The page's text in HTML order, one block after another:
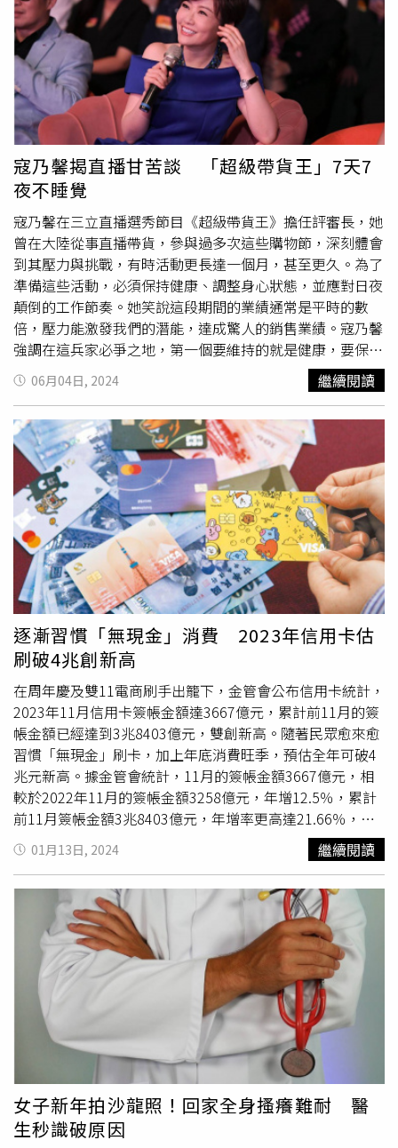
是衝一把。這時候壓力是好事，反而不是壞事，將自己的潛
能全部激發出來，「所以可能平常如果我可以賣幾百萬，在
大促的時候是肯定可以賣到千萬業績的」。而她也有一些撇
步，認為在大促期間，直播銷售需要具備一些技巧和創意才
能脫穎而出。首先，產品的組合和價格要有競爭力，不輸給
其他家。其次，直播帶貨主的技巧非常重要，要有創意和特
色，讓直播變得有趣。可以通過特別的造型和主題裝扮來吸
引觀眾，比如她曾在雙十一
打扮成還珠格格，進行有趣的互
動，簡單來說，就是讓造型讓觀眾一看就能夠停不下來，要
用特色來吸睛。此外，寇乃馨也將現身三立蝦皮直播，直播
特別企劃12小時直播帶貨不間斷，就為了三立「618瘋買嗨
購節」，字6月15日周六12時起，她將與藍帶主廚郭泰王等
眾多主廚、明星、直播主強棒接力。
寇乃馨揭直播甘苦談 「超級帶貨王」7天7
夜不睡覺
寇乃馨在三立直播選秀節目《超級帶貨王》擔任評審長，她
曾在大陸從事直播帶貨，參與過多次這些購物節，深刻體會
到其壓力與挑戰，有時活動更長達一個月，甚至更久。為了
準備這些活動，必須保持健康、調整身心狀態，並應對日夜
顛倒的工作節奏。她笑說這段期間的業績通常是平時的數
倍，壓力能激發我們的潛能，達成驚人的銷售業績。寇乃馨
強調在這兵家必爭之地，第一個要維持的就是健康，要保養
身心更重要的是嗓子，因為一直播就是日夜顛倒，沒時間睡
覺，她之前在大陸做這一個大促的時候，很誇張，是24小時
不斷播，甚至是7天7夜不斷播，根本無法睡覺，就要跟助播
輪流，睡或吃飯時就由別人來替代直播，某個程度就真的像
在打仗一樣。要做到《超級帶貨王》，寇乃馨覺得，關鍵就
是衝一把。這時候壓力是好事，反而不是壞事，將自己的潛
能全部激發出來，「所以可能平常如果我可以賣幾百萬，在
大促的時候是肯定可以賣到千萬業績的」。而她也有一些撇
步，認為在大促期間，直播銷售需要具備一些技巧和創意才
能脫穎而出。首先，產品的組合和價格要有競爭力，不輸給
其他家。其次，直播帶貨主的技巧非常重要，要有創意和特
色，讓直播變得有趣。可以通過特別的造型和主題裝扮來吸
引觀眾，比如她曾在雙十一 打扮成還珠格格，進行有趣的互
動，簡單來說，就是讓造型讓觀眾一看就能夠停不下來，要
用特色來吸睛。此外，寇乃馨也將現身三立蝦皮直播，直播
特別企劃12小時直播帶貨不間斷，就為了三立「618瘋買嗨
購節」，字6月15日周六12時起，她將與藍帶主廚郭泰王等
眾多主廚、明星、直播主強棒接力。
06月04日, 2024 繼續閱讀
逐漸習慣「無現金」消費 2023年信用卡估
刷破4兆創新高
在周年慶及雙11電商刷手出籠下，金管會公布信用卡統計，
2023年11月信用卡簽帳金額達3667億元，累計前11月的簽
帳金額已經達到3兆8403億元，雙創新高。隨著民眾愈來愈
習慣「無現金」刷卡，加上年底消費旺季，預估全年可破4
兆元新高。據金管會統計，11月的簽帳金額3667億元，相
較於2022年11月的簽帳金額3258億元，年增12.5％，累計
前11月簽帳金額3兆8403億元，年增率更高達21.66％，顯
示民眾使用信用卡消費相當普及。去年簽帳金額最高的月份
為6月的5281億元，次高是10月3714億元，11月則以刷卡
金額3667億元居於第3。整體而言，繳稅季節的簽帳動能還
是最高。而10月、11月擠入前三，主要是百貨公司周年慶
雙十一電商購物節等節慶，帶動消費拉升簽帳金額。金
管會銀行局分析，民眾愈來愈習慣非現金消費，因此信用卡
簽帳金額也有增加的趨勢，過去幾年每月刷卡金額大約
2000多億元，但是觀察2023年度表現，排除工作天和季節
因素，幾乎每個月都可站穩3000億元以上。去年11月前5大
刷卡銀行由民營銀行占據，中國信託619億元，穩居首位，
國泰世華569億元居次；台北富邦銀行534億元居於第3。而
到11月止，信用卡流通卡數已經達到5796萬張、有效卡數
3763萬張，停卡數也已經趨緩，逾放比僅0.22％。
01月13日, 2024 繼續閱讀
女子新年拍沙龍照！回家全身搔癢難耐 醫
生秒識破原因